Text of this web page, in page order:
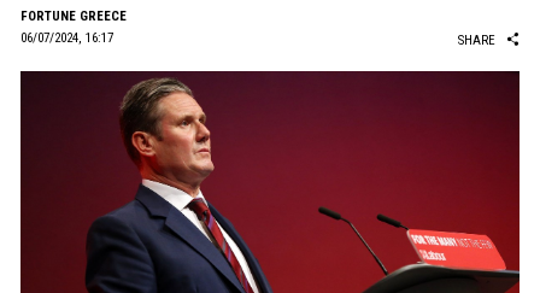
FORTUNE GREECE
06/07/2024, 16:17
SHARE